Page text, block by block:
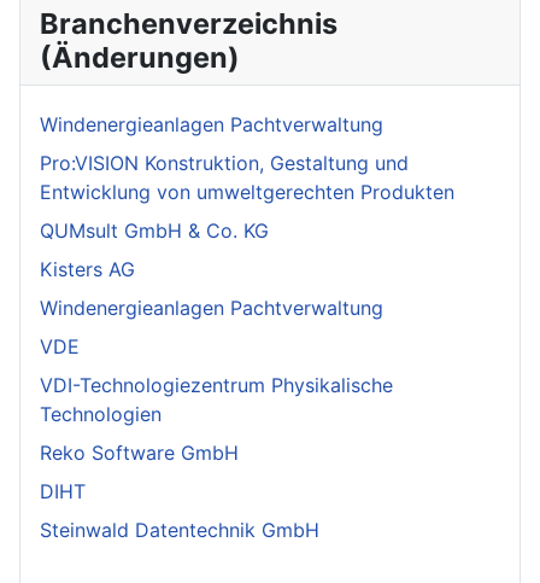
Branchenverzeichnis
(Änderungen)
Windenergieanlagen Pachtverwaltung
Pro:VISION Konstruktion, Gestaltung und
Entwicklung von umweltgerechten Produkten
QUMsult GmbH & Co. KG
Kisters AG
Windenergieanlagen Pachtverwaltung
VDE
VDI-Technologiezentrum Physikalische
Technologien
Reko Software GmbH
DIHT
Steinwald Datentechnik GmbH